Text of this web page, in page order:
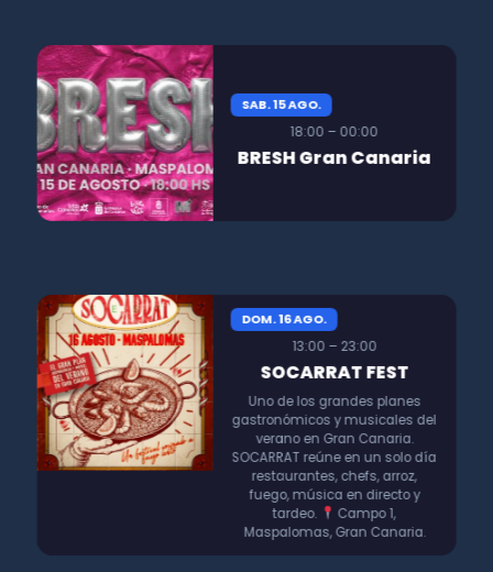
SAB. 15 AGO.
18:00 – 00:00
BRESH Gran Canaria
DOM. 16 AGO.
13:00 – 23:00
SOCARRAT FEST
Uno de los grandes planes
gastronómicos y musicales del
verano en Gran Canaria.
SOCARRAT reúne en un solo día
restaurantes, chefs, arroz,
fuego, música en directo y
tardeo.
Campo 1,
Maspalomas, Gran Canaria.